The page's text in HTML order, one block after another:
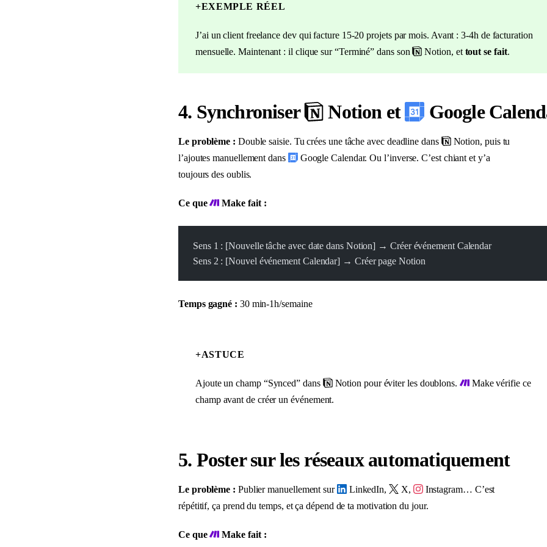
+EXEMPLE RÉEL
J’ai un client freelance dev qui facture 15-20 projets par mois. Avant : 3-4h de facturation
mensuelle. Maintenant : il clique sur “Terminé” dans son
Notion, et tout se fait.
4. Synchroniser Notion et Google
Le problème : Double saisie. Tu crées une tâche avec deadline dans
Notion, puis tu
l’ajoutes manuellement dans
Google Calendar. Ou l’inverse. C’est chiant et y’a
toujours des oublis.
Ce que Make fait :
Sens 1 : [Nouvelle tâche avec date dans Notion] → Créer événement Calendar
Sens 2 : [Nouvel événement Calendar] → Créer page Notion
Temps gagné : 30 min-1h/semaine
+ASTUCE
Ajoute un champ “Synced” dans Notion pour éviter les doublons.
Make vérifie ce
champ avant de créer un événement.
5. Poster sur les réseaux automatiquement
Le problème : Publier manuellement sur LinkedIn, X,
Instagram… C’est
répétitif, ça prend du temps, et ça dépend de ta motivation du jour.
Ce que Make fait :